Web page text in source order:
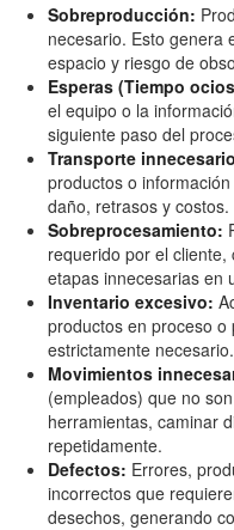
Sobreproducción:
necesario. Esto genera
espacio y riesgo de
Esperas (Tiempo
el equipo o la
siguiente paso del
Transporte
productos o
daño, retrasos y costos.
Sobreprocesamiento:
requerido por el
etapas innecesarias en
Inventario excesivo:
productos en proceso
estrictamente
Movimientos
(empleados) que no
herramientas, caminar
repetidamente.
Defectos: Errores,
incorrectos que
desechos, generando